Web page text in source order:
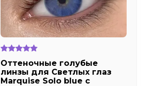
Оттеночные голубые
линзы для Светлых глаз
Marquise Solo blue с